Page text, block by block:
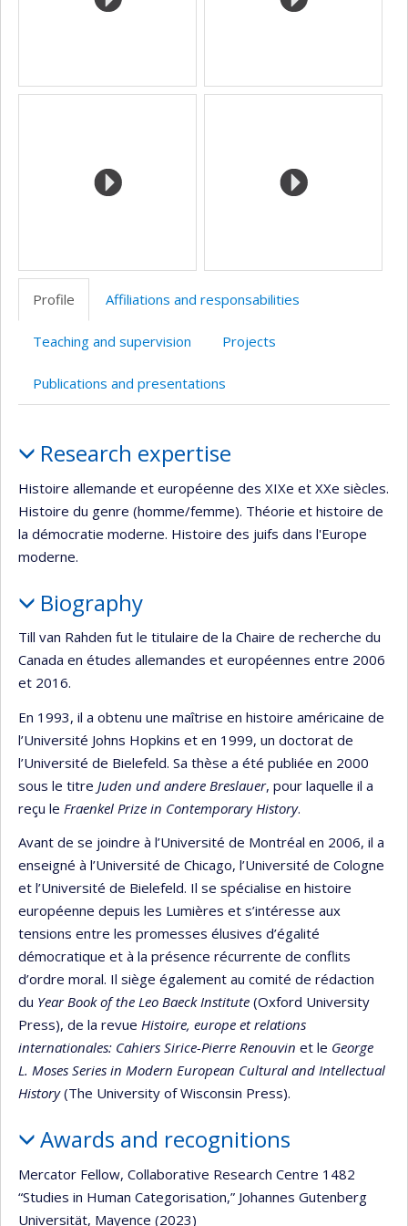
Profile Affiliations and responsabilities
Teaching and supervision Projects
Publications and presentations
Research expertise
Histoire allemande et européenne des XIXe et XXe siècles.
Histoire du genre (homme/femme). Théorie et histoire de
la démocratie moderne. Histoire des juifs dans l'Europe
moderne.
Biography
Till van Rahden fut le titulaire de la Chaire de recherche du
Canada en études allemandes et européennes entre 2006
et 2016.
En 1993, il a obtenu une maîtrise en histoire américaine de
l’Université Johns Hopkins et en 1999, un doctorat de
l’Université de Bielefeld. Sa thèse a été publiée en 2000
sous le titre Juden und andere Breslauer, pour laquelle il a
reçu le Fraenkel Prize in Contemporary History.
Avant de se joindre à l’Université de Montréal en 2006, il a
enseigné à l’Université de Chicago, l’Université de Cologne
et l’Université de Bielefeld. Il se spécialise en histoire
européenne depuis les Lumières et s’intéresse aux
tensions entre les promesses élusives d’égalité
démocratique et à la présence récurrente de conflits
d’ordre moral. Il siège également au comité de rédaction
du Year Book of the Leo Baeck Institute (Oxford University
Press), de la revue Histoire, europe et relations
internationales: Cahiers Sirice-Pierre Renouvin et le George
L. Moses Series in Modern European Cultural and Intellectual
History(The University of Wisconsin Press).
Awards and recognitions
Mercator Fellow, Collaborative Research Centre 1482
“Studies in Human Categorisation,” Johannes Gutenberg
Universität, Mayence (2023)